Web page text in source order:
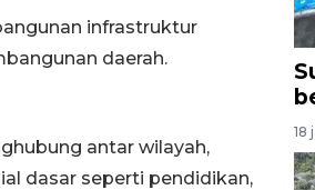
infrastruktur
daerah.
antar wilayah,
dasar seperti pendidikan,
18